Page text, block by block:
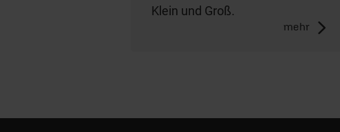
Klein und Groß.
mehr